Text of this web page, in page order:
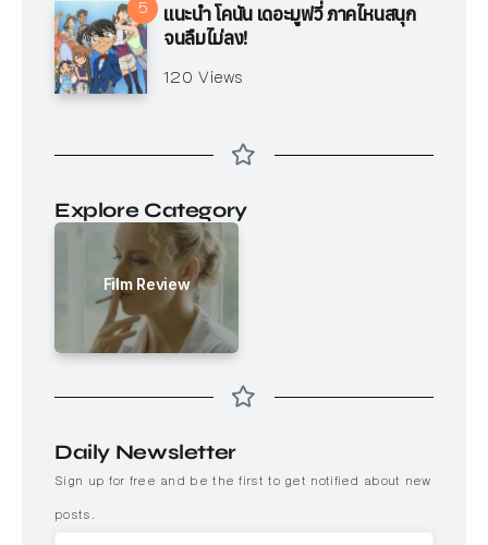
แนะนำ โคนัน เดอะมูฟวี่ ภาคไหนสนุก
จนลืมไม่ลง!
120 Views
Explore Category
Film Review
Daily Newsletter
Sign up for free and be the first to get notified about new
posts.